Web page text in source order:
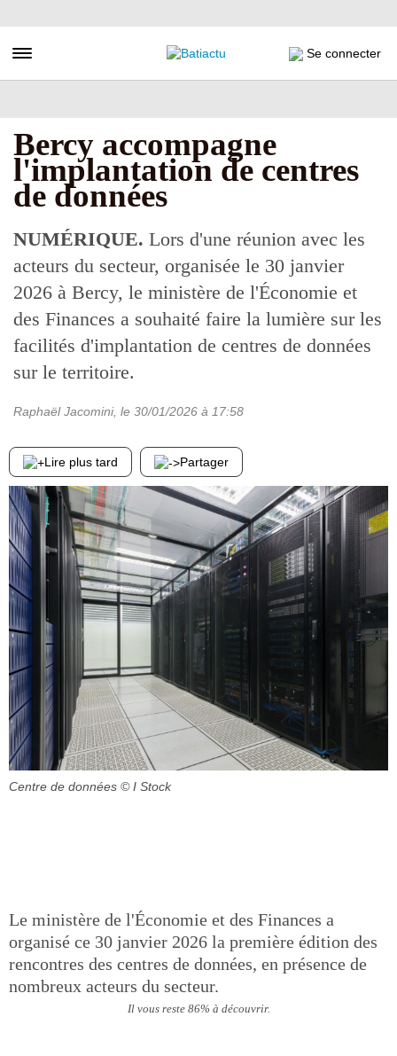
au
principal
Toggle navigation Se connecter
Bercy accompagne
l'implantation de centres
de données
NUMÉRIQUE. Lors d'une réunion avec les
acteurs du secteur, organisée le 30 janvier
2026 à Bercy, le ministère de l'Économie et
des Finances a souhaité faire la lumière sur les
facilités d'implantation de centres de données
sur le territoire.
Raphaël Jacomini, le 30/01/2026 à 17:58
Lire plus tard Partager
Centre de données © I Stock
Le ministère de l'Économie et des Finances a
organisé ce 30 janvier 2026 la première édition des
rencontres des centres de données, en présence de
nombreux acteurs du secteur.
Il vous reste 86% à découvrir.